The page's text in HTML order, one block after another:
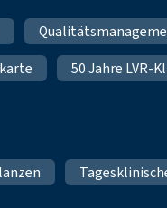
50 Jahre LVR-